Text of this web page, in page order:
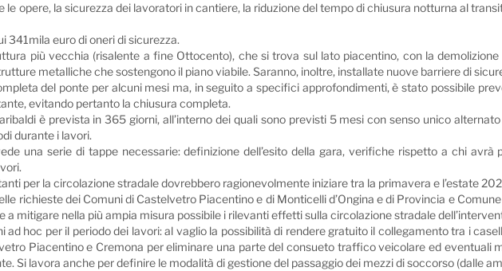
opere, la sicurezza dei lavoratori in cantiere, la riduzione del tempo di chiusura notturna al
341mila euro di oneri di sicurezza.
più vecchia (risalente a fine Ottocento), che si trova sul lato piacentino, con la
metalliche che sostengono il piano viabile. Saranno, inoltre, installate nuove barriere di
del ponte per alcuni mesi ma, in seguito a specifici approfondimenti, è stato possibile
evitando pertanto la chiusura completa.
è prevista in 365 giorni, all’interno dei quali sono previsti 5 mesi con senso unico
durante i lavori.
una serie di tappe necessarie: definizione dell’esito della gara, verifiche rispetto a chi
per la circolazione stradale dovrebbero ragionevolmente iniziare tra la primavera e l’estate
richieste dei Comuni di Castelvetro Piacentino e di Monticelli d’Ongina e di Provincia e
mitigare nella più ampia misura possibile i rilevanti effetti sulla circolazione stradale
hoc per il periodo dei lavori: al vaglio la possibilità di rendere gratuito il collegamento tra i
Piacentino e Cremona per eliminare una parte del consueto traffico veicolare ed eventuali
Si lavora anche per definire le modalità di gestione del passaggio dei mezzi di soccorso (dalle